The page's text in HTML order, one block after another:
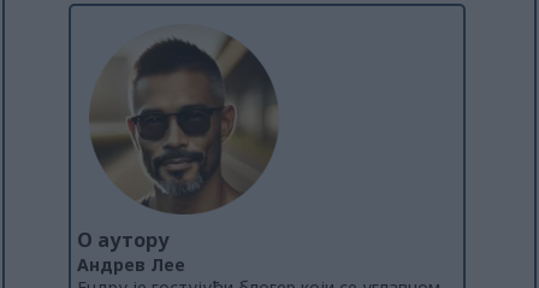
О аутору
Андрев Лее